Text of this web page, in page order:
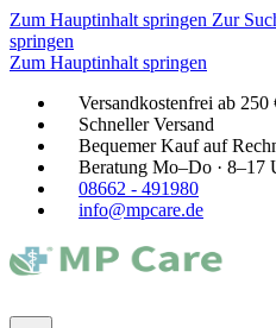
Zum Hauptinhalt springen Zur
springen
Zum Hauptinhalt springen
Versandkostenfrei ab 250
Schneller Versand
Bequemer Kauf auf
Beratung Mo–Do · 8–17
08662 - 491980
info@mpcare.de